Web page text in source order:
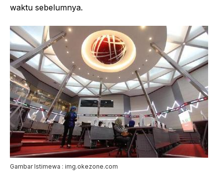
waktu sebelumnya.
Gambar Istimewa : img.okezone.com